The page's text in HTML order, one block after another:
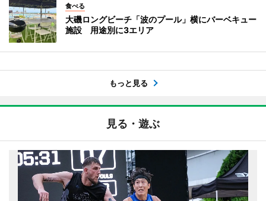
食べる
大磯ロングビーチ「波のプール」横にバーベキュー
施設 用途別に3エリア
もっと見る
見る・遊ぶ